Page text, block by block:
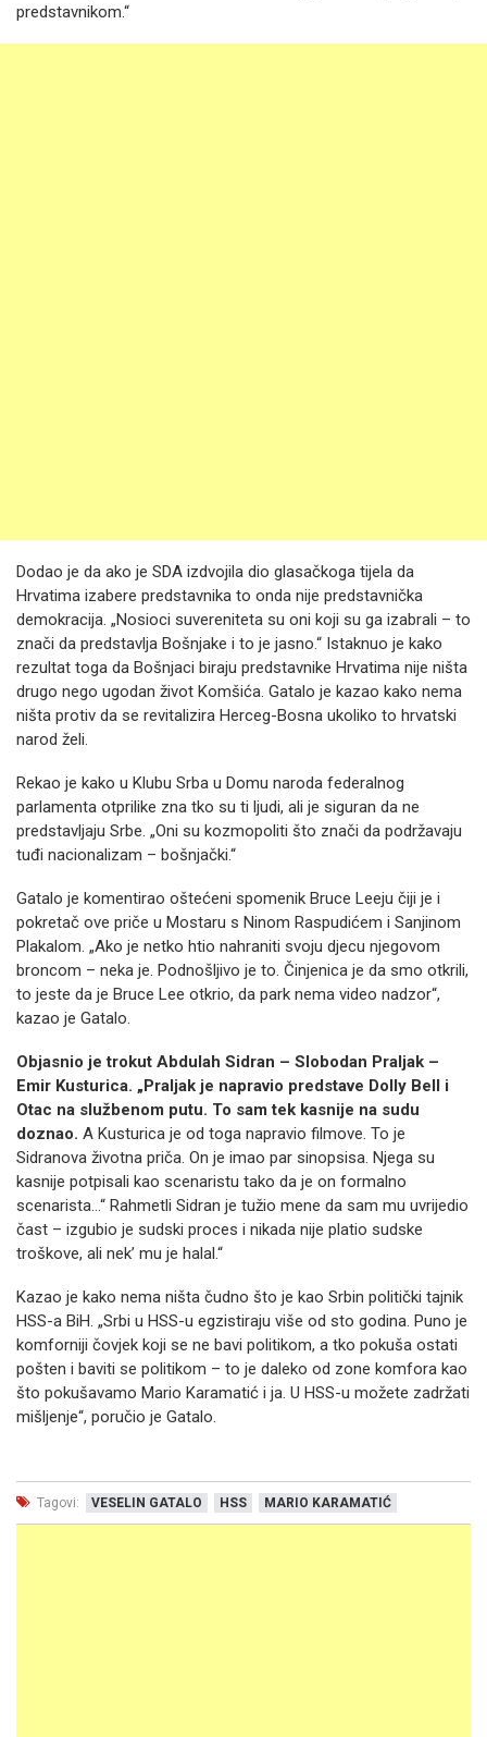
predstavnikom.“
Dodao je da ako je SDA izdvojila dio glasačkoga tijela da
Hrvatima izabere predstavnika to onda nije predstavnička
demokracija. „Nosioci suvereniteta su oni koji su ga izabrali – to
znači da predstavlja Bošnjake i to je jasno.“ Istaknuo je kako
rezultat toga da Bošnjaci biraju predstavnike Hrvatima nije ništa
drugo nego ugodan život Komšića. Gatalo je kazao kako nema
ništa protiv da se revitalizira Herceg-Bosna ukoliko to hrvatski
narod želi.
Rekao je kako u Klubu Srba u Domu naroda federalnog
parlamenta otprilike zna tko su ti ljudi, ali je siguran da ne
predstavljaju Srbe. „Oni su kozmopoliti što znači da podržavaju
tuđi nacionalizam – bošnjački.“
Gatalo je komentirao oštećeni spomenik Bruce Leeju čiji je i
pokretač ove priče u Mostaru s Ninom Raspudićem i Sanjinom
Plakalom. „Ako je netko htio nahraniti svoju djecu njegovom
broncom – neka je. Podnošljivo je to. Činjenica je da smo otkrili,
to jeste da je Bruce Lee otkrio, da park nema video nadzor“,
kazao je Gatalo.
Objasnio je trokut Abdulah Sidran – Slobodan Praljak –
Emir Kusturica. „Praljak je napravio predstave Dolly Bell i
Otac na službenom putu. To sam tek kasnije na sudu
doznao. A Kusturica je od toga napravio filmove. To je
Sidranova životna priča. On je imao par sinopsisa. Njega su
kasnije potpisali kao scenaristu tako da je on formalno
scenarista…“ Rahmetli Sidran je tužio mene da sam mu uvrijedio
čast – izgubio je sudski proces i nikada nije platio sudske
troškove, ali nek’ mu je halal.“
Kazao je kako nema ništa čudno što je kao Srbin politički tajnik
HSS-a BiH. „Srbi u HSS-u egzistiraju više od sto godina. Puno je
komforniji čovjek koji se ne bavi politikom, a tko pokuša ostati
pošten i baviti se politikom – to je daleko od zone komfora kao
što pokušavamo Mario Karamatić i ja. U HSS-u možete zadržati
mišljenje“, poručio je Gatalo.
Tagovi: VESELIN GATALO HSS MARIO KARAMATIĆ